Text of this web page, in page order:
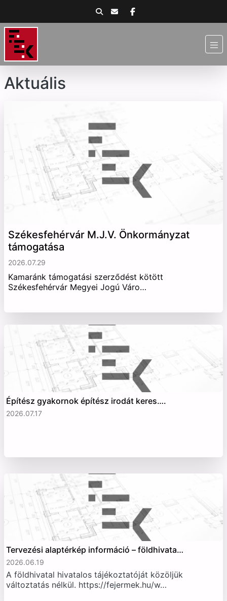
Aktuális
Székesfehérvár M.J.V. Önkormányzat
támogatása
2026.07.29
Kamaránk támogatási szerződést kötött
Székesfehérvár Megyei Jogú Váro…
Építész gyakornok építész irodát keres….
2026.07.17
Tervezési alaptérkép információ – földhivata…
2026.06.19
A földhivatal hivatalos tájékoztatóját közöljük
változtatás nélkül. https://fejermek.hu/w…